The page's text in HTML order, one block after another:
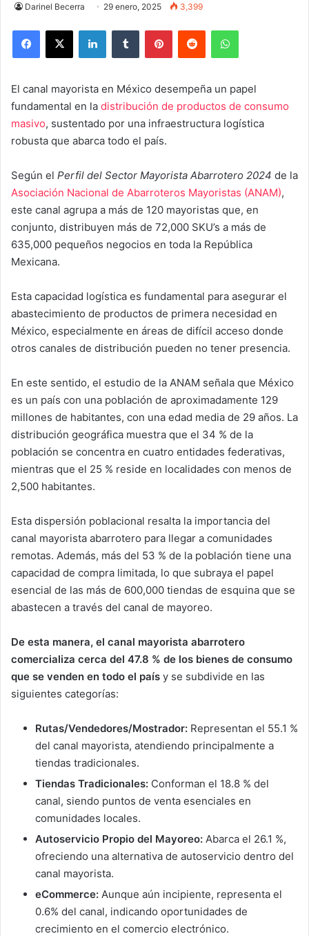
Darinel Becerra 29 enero, 2025 3,399
El canal mayorista en México desempeña un papel
fundamental en la distribución de productos de consumo
masivo, sustentado por una infraestructura logística
robusta que abarca todo el país.
Según el Perfil del Sector Mayorista Abarrotero 2024 de la
Asociación Nacional de Abarroteros Mayoristas (ANAM),
este canal agrupa a más de 120 mayoristas que, en
conjunto, distribuyen más de 72,000 SKU’s a más de
635,000 pequeños negocios en toda la República
Mexicana.
Esta capacidad logística es fundamental para asegurar el
abastecimiento de productos de primera necesidad en
México, especialmente en áreas de difícil acceso donde
otros canales de distribución pueden no tener presencia.
En este sentido, el estudio de la ANAM señala que México
es un país con una población de aproximadamente 129
millones de habitantes, con una edad media de 29 años. La
distribución geográfica muestra que el 34 % de la
población se concentra en cuatro entidades federativas,
mientras que el 25 % reside en localidades con menos de
2,500 habitantes.
Esta dispersión poblacional resalta la importancia del
canal mayorista abarrotero para llegar a comunidades
remotas. Además, más del 53 % de la población tiene una
capacidad de compra limitada, lo que subraya el papel
esencial de las más de 600,000 tiendas de esquina que se
abastecen a través del canal de mayoreo.
De esta manera, el canal mayorista abarrotero
comercializa cerca del 47.8 % de los bienes de consumo
que se venden en todo el país y se subdivide en las
siguientes categorías:
Rutas/Vendedores/Mostrador: Representan el 55.1 %
del canal mayorista, atendiendo principalmente a
tiendas tradicionales.
Tiendas Tradicionales: Conforman el 18.8 % del
canal, siendo puntos de venta esenciales en
comunidades locales.
Autoservicio Propio del Mayoreo: Abarca el 26.1 %,
ofreciendo una alternativa de autoservicio dentro del
canal mayorista.
eCommerce: Aunque aún incipiente, representa el
0.6% del canal, indicando oportunidades de
crecimiento en el comercio electrónico.